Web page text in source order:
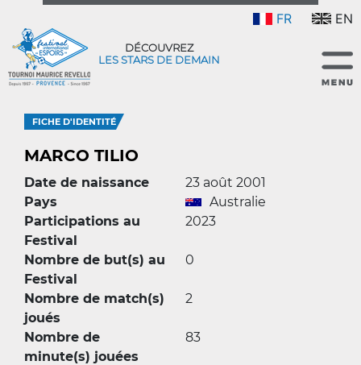
FR EN
DÉCOUVREZ
LES STARS DE DEMAIN
FICHE D'IDENTITÉ
MARCO TILIO
Date de naissance
23 août 2001
Pays
Australie
Participations au
Festival
2023
Nombre de but(s) au
Festival
0
Nombre de match(s)
joués
2
Nombre de
minute(s) jouées
83